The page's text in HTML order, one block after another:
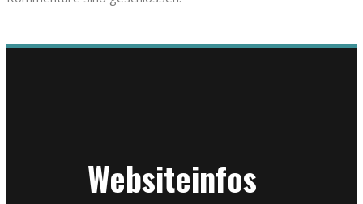
Websiteinfos